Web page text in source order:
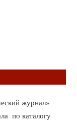
журнал»
по каталогу